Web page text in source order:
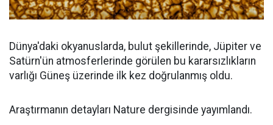
Dünya'daki okyanuslarda, bulut şekillerinde, Jüpiter ve
Satürn'ün atmosferlerinde görülen bu kararsızlıkların
varlığı Güneş üzerinde ilk kez doğrulanmış oldu.
Araştırmanın detayları Nature dergisinde yayımlandı.